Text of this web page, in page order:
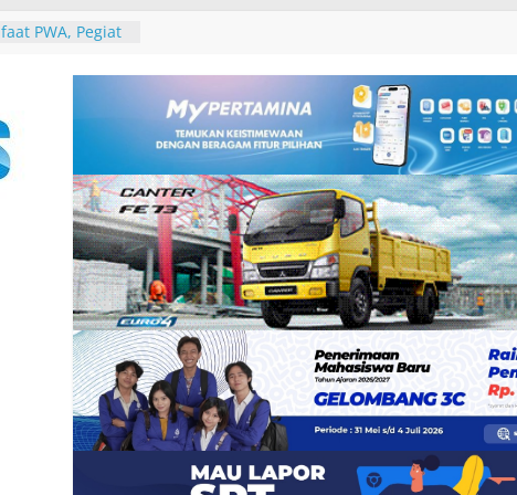
Prediksi
PWA, Pegiat
dan
School
Erat
Mampu
Local 2026
Indonesia,
Merayakan
Program
Keaktifan